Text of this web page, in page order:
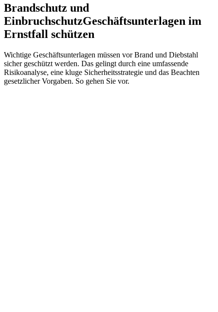
Brandschutz und
EinbruchschutzGeschäftsunterlagen im
Ernstfall schützen
Wichtige Geschäftsunterlagen müssen vor Brand und Diebstahl
sicher geschützt werden. Das gelingt durch eine umfassende
Risikoanalyse, eine kluge Sicherheitsstrategie und das Beachten
gesetzlicher Vorgaben. So gehen Sie vor.